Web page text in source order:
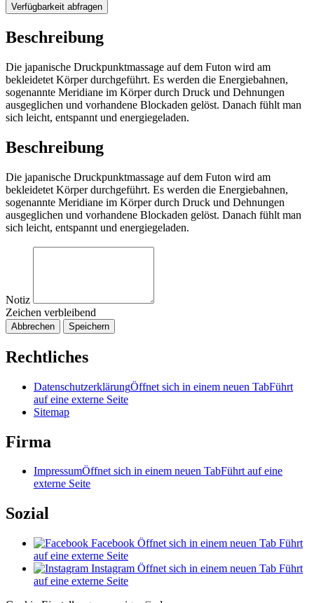
Verfügbarkeit abfragen
Beschreibung
Die japanische Druckpunktmassage auf dem Futon wird am
bekleidetet Körper durchgeführt. Es werden die Energiebahnen,
sogenannte Meridiane im Körper durch Druck und Dehnungen
ausgeglichen und vorhandene Blockaden gelöst. Danach fühlt man
sich leicht, entspannt und energiegeladen.
Beschreibung
Die japanische Druckpunktmassage auf dem Futon wird am
bekleidetet Körper durchgeführt. Es werden die Energiebahnen,
sogenannte Meridiane im Körper durch Druck und Dehnungen
ausgeglichen und vorhandene Blockaden gelöst. Danach fühlt man
sich leicht, entspannt und energiegeladen.
Notiz
Zeichen verbleibend
Abbrechen Speichern
Rechtliches
DatenschutzerklärungÖffnet sich in einem neuen TabFührt
auf eine externe Seite
Sitemap
Firma
ImpressumÖffnet sich in einem neuen TabFührt auf eine
externe Seite
Sozial
Facebook Öffnet sich in einem neuen Tab Führt
auf eine externe Seite
Instagram Öffnet sich in einem neuen Tab Führt
auf eine externe Seite